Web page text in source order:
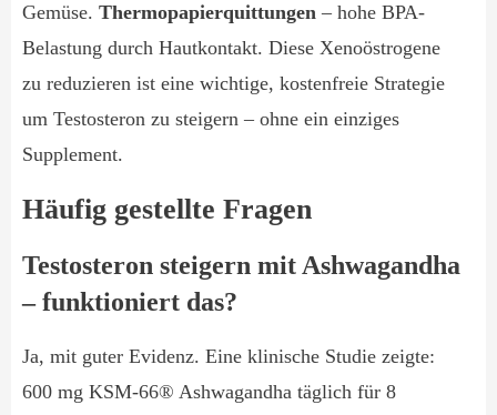
Gemüse. Thermopapierquittungen – hohe BPA-
Belastung durch Hautkontakt. Diese Xenoöstrogene
zu reduzieren ist eine wichtige, kostenfreie Strategie
um Testosteron zu steigern – ohne ein einziges
Supplement.
Häufig gestellte Fragen
Testosteron steigern mit Ashwagandha
– funktioniert das?
Ja, mit guter Evidenz. Eine klinische Studie zeigte:
600 mg KSM-66® Ashwagandha täglich für 8